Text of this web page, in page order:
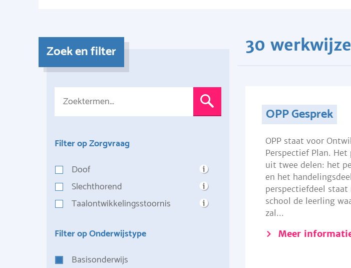
Zoek en filter
Filter op Zorgvraag
Doof
Slechthorend
Taalontwikkelingsstoornis
Filter op Onderwijstype
Basisonderwijs
30
OPP Gesprek
OPP staat voor
Perspectief Plan.
uit twee delen: het
en het
perspectiefdeel staat
school de leerling
zal...
Meer